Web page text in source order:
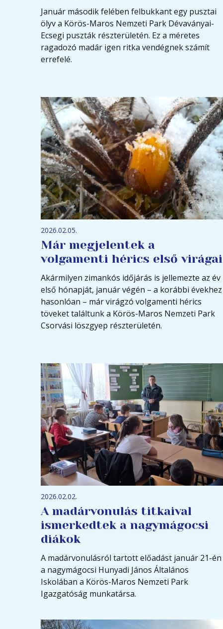
Január második felében felbukkant egy pusztai
ölyv a Körös-Maros Nemzeti Park Dévaványai-
Ecsegi puszták részterületén. Ez a méretes
ragadozó madár igen ritka vendégnek számít
errefelé.
2026.02.05.
Már megjelentek a
volgamenti hérics első virágai
Akármilyen zimankós időjárás is jellemezte az év
első hónapját, január végén – a korábbi évekhez
hasonlóan – már virágzó volgamenti hérics
töveket találtunk a Körös-Maros Nemzeti Park
Csorvási löszgyep részterületén.
2026.02.02.
A madárvonulás titkaival
ismerkedtek a nagymágocsi
diákok
A madárvonulásról tartott előadást január 21-én
a nagymágocsi Hunyadi János Általános
Iskolában a Körös-Maros Nemzeti Park
Igazgatóság munkatársa.